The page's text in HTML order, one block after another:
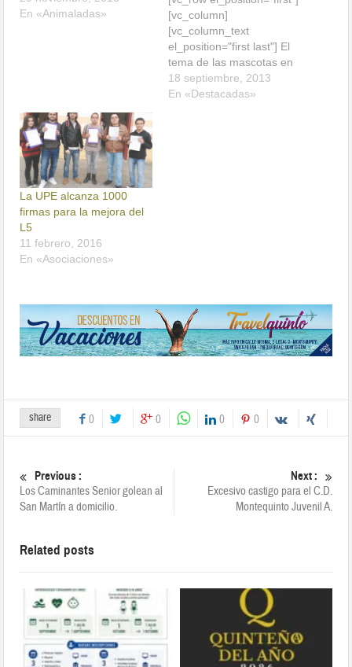
En «Animaladas»
[vc_column]
[vc_column_text
el_position="first last"] El
tema de las mascotas en
Montequinto siempre es
complicado de tratar,
18 septiembre, 2013
En «Destacadas»
La UPE alcanza 1000
firmas para la mejora del
L5
11 febrero, 2016
En «Asociaciones»
share 0 0 0 0
Previous :
Los Caminantes Senior golean al
San Martín a domicilio.
Next :
Excesivo castigo para el C.D.
Montequinto Juvenil A.
Related posts